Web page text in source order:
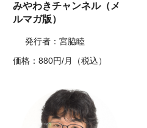
みやわきチャンネル（メ
ルマガ版）
発行者：宮脇睦
価格：880円/月（税込）